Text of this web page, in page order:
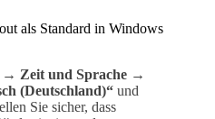
als Standard in Windows
→ Zeit und Sprache →
(Deutschland)“ und
Sie sicher, dass